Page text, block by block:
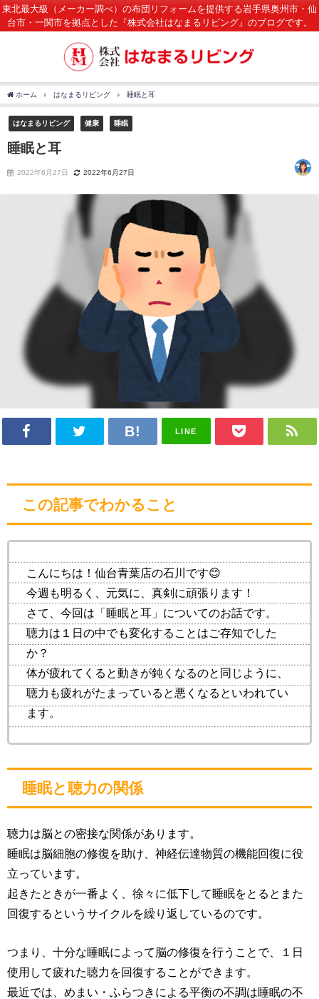
東北最大級（メーカー調べ）の布団リフォームを提供する岩手県奥州市・仙
台市・一関市を拠点とした『株式会社はなまるリビング』のブログです。
ホーム はなまるリビング 睡眠と耳
はなまるリビング 健康 睡眠
睡眠と耳
2022年6月27日 2022年6月27日
LINE
この記事でわかること
こんにちは！仙台青葉店の石川です😊
今週も明るく、元気に、真剣に頑張ります！
さて、今回は「睡眠と耳」についてのお話です。
聴力は１日の中でも変化することはご存知でした
か？
体が疲れてくると動きが鈍くなるのと同じように、
聴力も疲れがたまっていると悪くなるといわれてい
ます。
睡眠と聴力の関係
聴力は脳との密接な関係があります。
睡眠は脳細胞の修復を助け、神経伝達物質の機能回復に役
立っています。
起きたときが一番よく、徐々に低下して睡眠をとるとまた
回復するというサイクルを繰り返しているのです。
つまり、十分な睡眠によって脳の修復を行うことで、１日
使用して疲れた聴力を回復することができます。
最近では、めまい・ふらつきによる平衡の不調は睡眠の不